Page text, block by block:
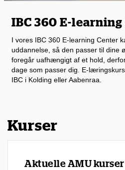
IBC 360 E-learning
I vores IBC 360 E-learning Center
uddannelse, så den passer til dine
foregår uafhængigt af et hold,
dage som passer dig. E-
IBC i Kolding eller Aabenraa.
Kurser
Aktuelle AMU kurser